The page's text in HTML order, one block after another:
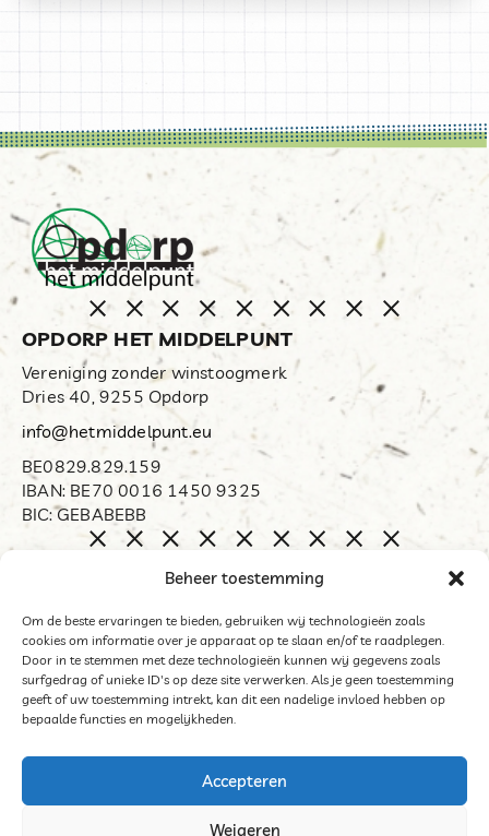
Beheer toestemming
Om de beste ervaringen te bieden, gebruiken wij technologieën zoals
cookies om informatie over je apparaat op te slaan en/of te raadplegen.
Door in te stemmen met deze technologieën kunnen wij gegevens zoals
surfgedrag of unieke ID's op deze site verwerken. Als je geen toestemming
geeft of uw toestemming intrekt, kan dit een nadelige invloed hebben op
bepaalde functies en mogelijkheden.
Accepteren
Weigeren
OPDORP HET MIDDELPUNT
Vereniging zonder winstoogmerk
Dries 40, 9255 Opdorp
info@hetmiddelpunt.eu
BE0829.829.159
IBAN: BE70 0016 1450 9325
BIC: GEBABEBB
Restart
Organisator
Word mecenas
Archief